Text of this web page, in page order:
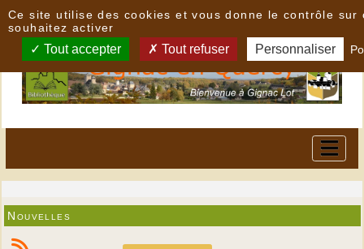
Nouvelles
Ce site utilise des cookies et vous donne le contrôle sur
souhaitez activer
Tout accepter Tout refuser Personnaliser